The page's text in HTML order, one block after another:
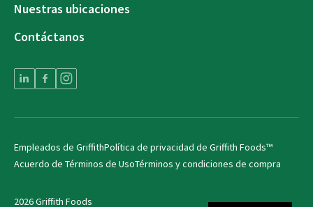
Nuestras ubicaciones
Contáctanos
2026 Griffith Foods
Empleados de GriffithPolítica de privacidad de Griffith Foods™
Acuerdo de Términos de UsoTérminos y condiciones de compra